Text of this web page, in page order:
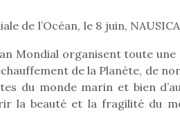
de l’Océan, le 8 juin,
Mondial organisent toute
de la Planète, de
du monde marin et bien
la beauté et la fragilité du